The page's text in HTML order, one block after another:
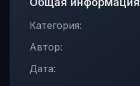
Категория:
Автор:
Дата: